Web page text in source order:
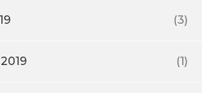
(3)
(1)